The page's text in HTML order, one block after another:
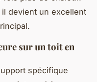
devient un excellent
sur un toit en
spécifique